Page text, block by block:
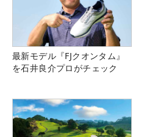
最新モデル『FJクオンタム』
を石井良介プロがチェック